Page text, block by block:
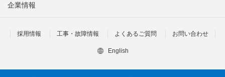
企業情報
採用情報 工事・故障情報 よくあるご質問 お問い合わせ
English